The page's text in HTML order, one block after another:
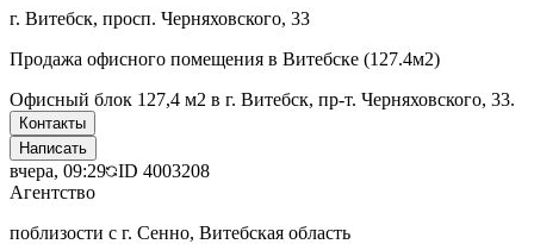
г. Витебск, просп. Черняховского, 33
Продажа офисного помещения в Витебске (127.4м2)
Офисный блок 127,4 м2 в г. Витебск, пр-т. Черняховского, 33.
Контакты
Написать
вчера, 09:29 ID 4003208
Агентство
поблизости с г. Сенно, Витебская область